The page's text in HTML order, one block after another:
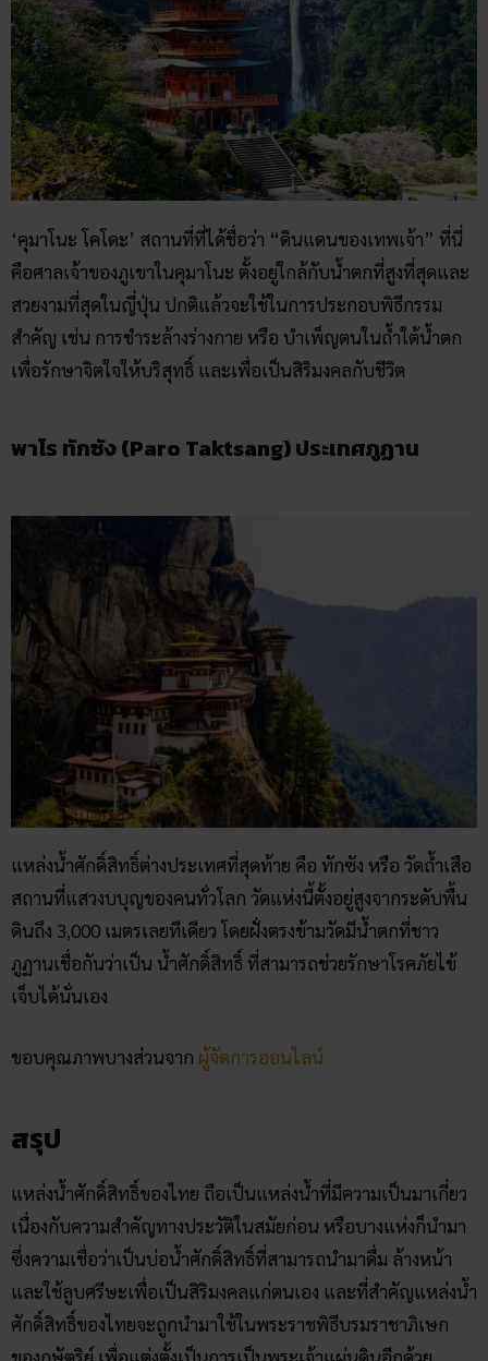
‘คุมาโนะ โคโดะ’ สถานที่ที่ได้ชื่อว่า “ดินแดนของเทพเจ้า” ที่นี่
คือศาลเจ้าของภูเขาในคุมาโนะ ตั้งอยู่ใกล้กับน้ำตกที่สูงที่สุดและ
สวยงามที่สุดในญี่ปุ่น ปกติแล้วจะใช้ในการประกอบพิธีกรรม
สำคัญ เช่น การชำระล้างร่างกาย หรือ บำเพ็ญตนในถ้ำใต้น้ำตก
เพื่อรักษาจิตใจให้บริสุทธิ์ และเพื่อเป็นสิริมงคลกับชีวิต
พาโร ทักซัง (Paro Taktsang) ประเทศภูฏาน
แหล่งน้ำศักดิ์สิทธิ์ต่างประเทศที่สุดท้าย คือ ทักซัง หรือ วัดถ้ำเสือ
สถานที่แสวงบบุญของคนทั่วโลก วัดแห่งนี้ตั้งอยู่สูงจากระดับพื้น
ดินถึง 3,000 เมตรเลยทีเดียว โดยฝั่งตรงข้ามวัดมีน้ำตกที่ชาว
ภูฏานเชื่อกันว่าเป็น น้ำศักดิ์สิทธิ์ ที่สามารถช่วยรักษาโรคภัยไข้
เจ็บได้นั่นเอง
ขอบคุณภาพบางส่วนจาก ผู้จัดการออนไลน์
สรุป
แหล่งน้ำศักดิ์สิทธิ์ของไทย ถือเป็นแหล่งน้ำที่มีความเป็นมาเกี่ยว
เนื่องกับความสำคัญทางประวัติในสมัยก่อน หรือบางแห่งก็นำมา
ซึ่งความเชื่อว่าเป็นบ่อน้ำศักดิ์สิทธิ์ที่สามารถนำมาดื่ม ล้างหน้า
และใช้ลูบศรีษะเพื่อเป็นสิริมงคลแก่ตนเอง และที่สำคัญแหล่งน้ำ
ศักดิ์สิทธิ์ของไทยจะถูกนำมาใช้ในพระราชพิธีบรมราชาภิเษก